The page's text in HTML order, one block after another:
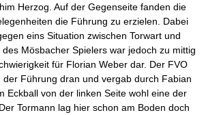
Herzog. Auf der Gegenseite fanden die
die Führung zu erzielen. Dabei
eins Situation zwischen Torwart und
Mösbacher Spielers war jedoch zu mittig
für Florian Weber dar. Der FVO
Führung dran und vergab durch Fabian
Eckball von der linken Seite wohl eine der
Tormann lag hier schon am Boden doch